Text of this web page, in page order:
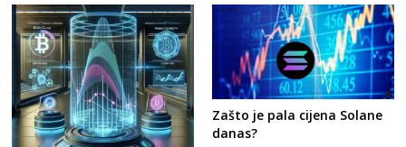
Zašto je pala cijena Solane
danas?